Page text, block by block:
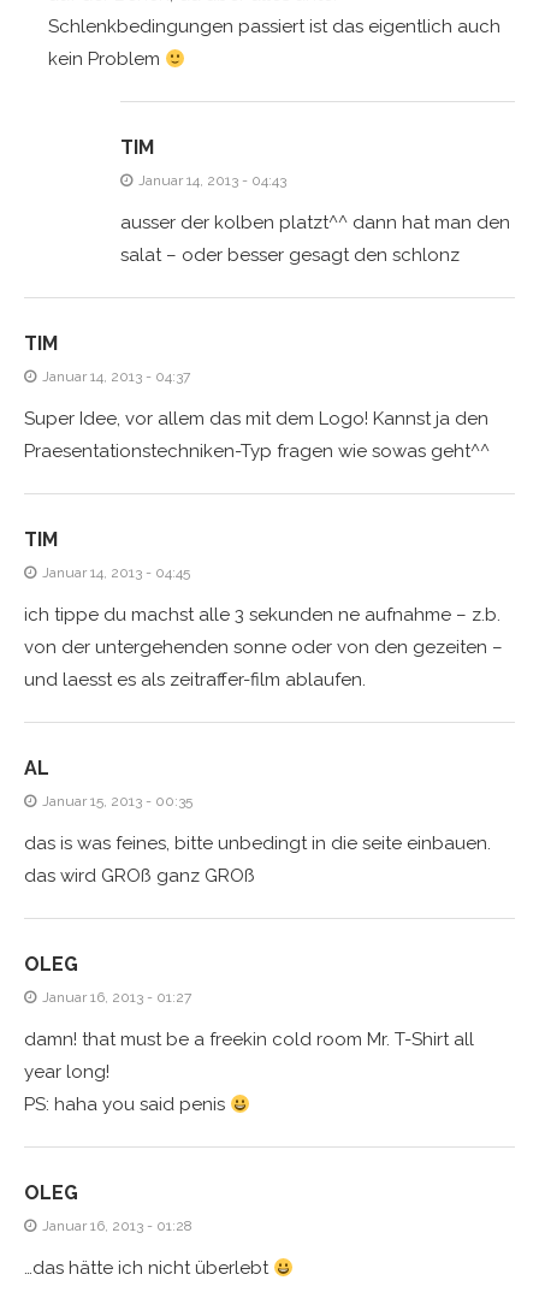
Schlenkbedingungen passiert ist das eigentlich auch
kein Problem
TIM
Januar 14, 2013 - 04:43
ausser der kolben platzt^^ dann hat man den
salat – oder besser gesagt den schlonz
TIM
Januar 14, 2013 - 04:37
Super Idee, vor allem das mit dem Logo! Kannst ja den
Praesentationstechniken-Typ fragen wie sowas geht^^
TIM
Januar 14, 2013 - 04:45
ich tippe du machst alle 3 sekunden ne aufnahme – z.b.
von der untergehenden sonne oder von den gezeiten –
und laesst es als zeitraffer-film ablaufen.
AL
Januar 15, 2013 - 00:35
das is was feines, bitte unbedingt in die seite einbauen.
das wird GROß ganz GROß
OLEG
Januar 16, 2013 - 01:27
damn! that must be a freekin cold room Mr. T-Shirt all
year long!
PS: haha you said penis
OLEG
Januar 16, 2013 - 01:28
…das hätte ich nicht überlebt